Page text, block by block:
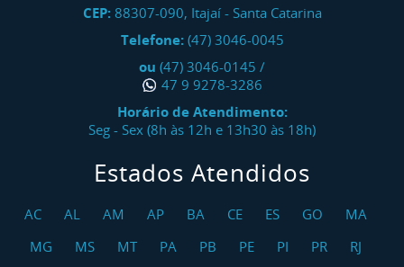
CEP: 88307-090, Itajaí- Santa Catarina
Telefone: (47) 3046-0045
ou (47) 3046-0145 /
47 9 9278-3286
Horário de Atendimento:
Seg - Sex (8h às 12h e 13h30 às 18h)
Estados Atendidos
AC AL AM AP BA CE ES GO
MA
MG
MS MT PA PB PE PI PR
RJ